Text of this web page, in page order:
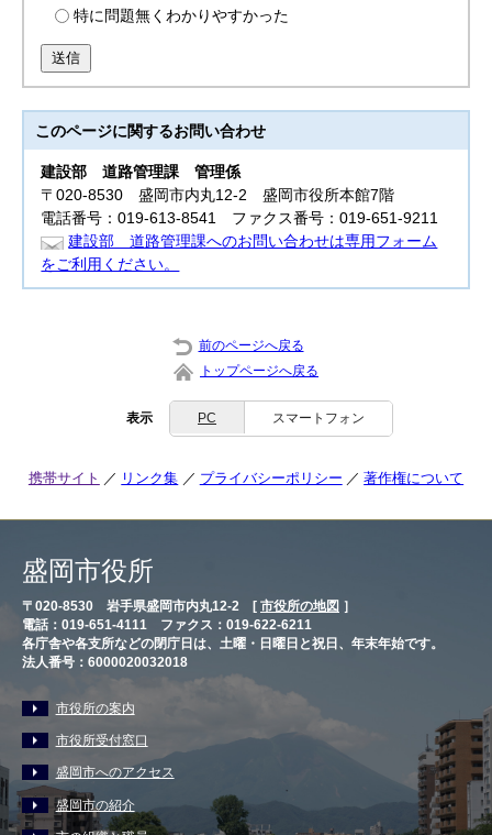
特に問題無くわかりやすかった
送信
このページに関するお問い合わせ
建設部道路管理課 管理係
〒020-8530 盛岡市内丸12-2 盛岡市役所本館7階
電話番号：019-613-8541 ファクス番号：019-651-9211
建設部 道路管理課へのお問い合わせは専用フォーム
をご利用ください。
前のページへ戻る
トップページへ戻る
表示 PC スマートフォン
携帯サイト リンク集 プライバシーポリシー 著作権について
盛岡市役所
〒020-8530 岩手県盛岡市内丸12-2 [ 市役所の地図 ］
電話：019-651-4111 ファクス：019-622-6211
各庁舎や各支所などの閉庁日は、土曜・日曜日と祝日、年末年始です。
法人番号：6000020032018
市役所の案内
市役所受付窓口
盛岡市へのアクセス
盛岡市の紹介